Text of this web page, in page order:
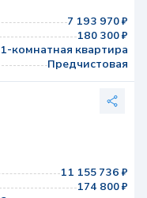
7 193 970 ₽
180 300 ₽
1-комнатная квартира
Предчистовая
11 155 736 ₽
174 800 ₽